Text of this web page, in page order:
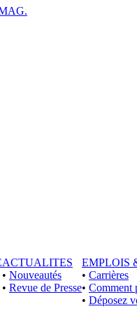
ACTUALITES
• Nouveautés
• Revue de Presse
EMPLOIS
• Carrières
• Comment
• Déposez